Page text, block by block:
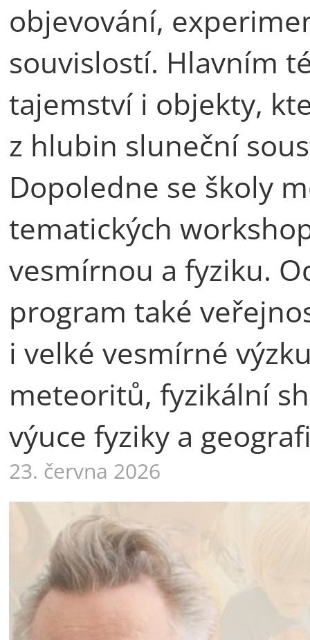
objevování,
souvislostí. Hlavním
tajemství i objekty,
z hlubin sluneční
Dopoledne se školy
tematických
vesmírnou a fyziku.
program také
i velké vesmírné
meteoritů, fyzikální
výuce fyziky a
23. června 2026